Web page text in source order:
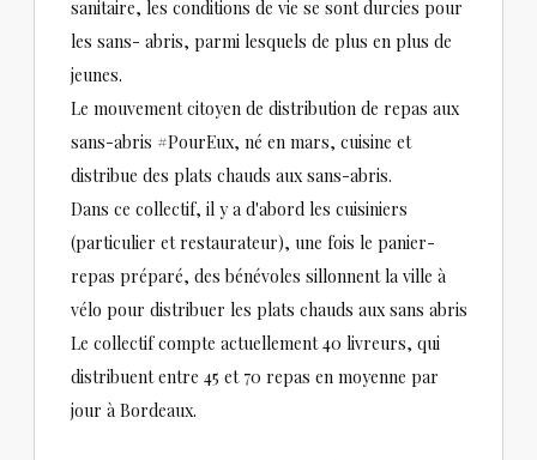
sanitaire, les conditions de vie se sont durcies pour
les sans- abris, parmi lesquels de plus en plus de
jeunes.
Le mouvement citoyen de distribution de repas aux
sans-abris #PourEux, né en mars, cuisine et
distribue des plats chauds aux sans-abris.
Dans ce collectif, il y a d'abord les cuisiniers
(particulier et restaurateur), une fois le panier-
repas préparé, des bénévoles sillonnent la ville à
vélo pour distribuer les plats chauds aux sans abris
Le collectif compte actuellement 40 livreurs, qui
distribuent entre 45 et 70 repas en moyenne par
jour à Bordeaux.